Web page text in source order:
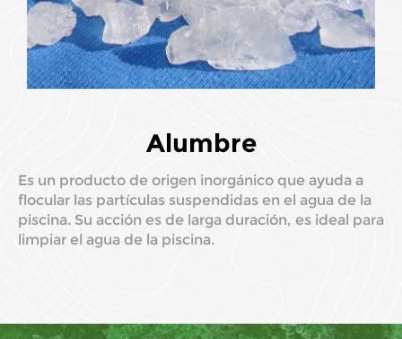
Alumbre
Es un producto de origen inorgánico que ayuda a
flocular las partículas suspendidas en el agua de la
piscina. Su acción es de larga duración, es ideal para
limpiar el agua de la piscina.